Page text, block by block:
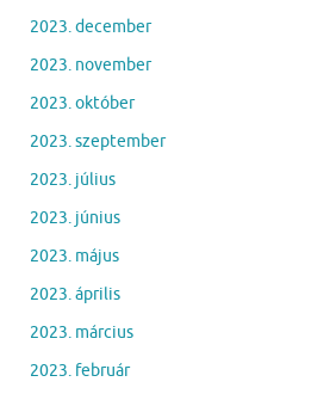
2023. december
2023. november
2023. október
2023. szeptember
2023. július
2023. június
2023. május
2023. április
2023. március
2023. február